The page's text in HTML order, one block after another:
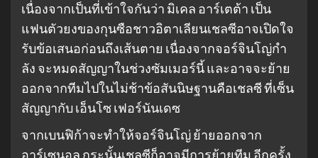
เนื่องจากเป็นที่เข้าใจกันว่า มิเคล อาร์เตต้า เป็น
แฟนตัวยงของกุนซือชาวอิตาเลียนเชลซีอาจเปิดใจ
รับข้อเสนอก่อนถึงเส้นตาย เนื่องจากจอร์จินโญ่กํา
ลัง จะหมดสัญญาในช่วงซัมเมอร์นี้ และอาจจะย้าย
ออกจากทีมไปในไม่ช้าข้อสันนิษฐานคือเชลซี ที่เซ็น
สัญญากับ เอ็นโซ เฟอร์นันเดซ
จากเบนฟิก้าจะทําให้จอร์จินโญ่ ย้ายออกจาก
อาร์เซนอล กระนั้นเชลซีก็อาจมีการย้ายทีม อีกครั้ง